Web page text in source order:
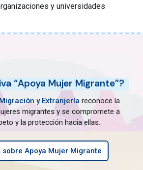
y universidades
“Apoya Mujer Migrante”?
y Extranjería reconoce la
migrantes y se compromete a
y la protección hacia ellas.
sobre Apoya Mujer Migrante